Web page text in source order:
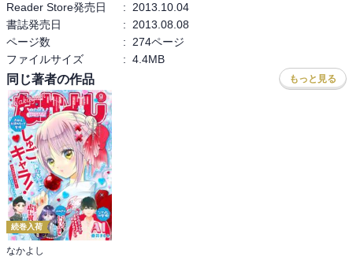
Reader Store発売日
:
2013.10.04
書誌発売日
:
2013.08.08
ページ数
:
274ページ
ファイルサイズ
: 4.4MB
同じ著者の作品 もっと見る
続巻入荷
なかよし